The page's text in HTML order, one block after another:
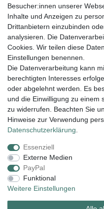
16,95
*inkl. ges.
Lieferung und Versand
Impressum
Widerrufs­recht
Zahlungsarten:
Besucher:innen unserer
Inhalte und Anzeigen zu
Drittanbietern einzubinden
analysieren. Die
Cookies. Wir teilen diese
Einstellungen benennen.
Die Datenverarbeitung kann
berechtigten Interesses
oder abgelehnt werden. Es
und die Einwilligung zu einem
zu widerrufen. Beachten Sie
Hinweise zur Verwendung
Daten­schutz­erklärung
Essenziell
Externe Medien
PayPal
Funktional
Weitere Einstellungen